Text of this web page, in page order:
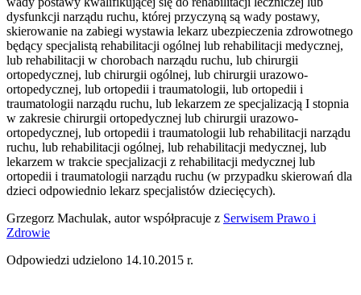
dysfunkcji narządu ruchu, której przyczyną są wady postawy,
skierowanie na zabiegi wystawia lekarz ubezpieczenia zdrowotnego
będący specjalistą rehabilitacji ogólnej lub rehabilitacji medycznej,
lub rehabilitacji w chorobach narządu ruchu, lub chirurgii
ortopedycznej, lub chirurgii ogólnej, lub chirurgii urazowo-
ortopedycznej, lub ortopedii i traumatologii, lub ortopedii i
traumatologii narządu ruchu, lub lekarzem ze specjalizacją I stopnia
w zakresie chirurgii ortopedycznej lub chirurgii urazowo-
ortopedycznej, lub ortopedii i traumatologii lub rehabilitacji narządu
ruchu, lub rehabilitacji ogólnej, lub rehabilitacji medycznej, lub
lekarzem w trakcie specjalizacji z rehabilitacji medycznej lub
ortopedii i traumatologii narządu ruchu (w przypadku skierowań dla
dzieci odpowiednio lekarz specjalistów dziecięcych).
Grzegorz Machulak, autor współpracuje z Serwisem Prawo i
Zdrowie
Odpowiedzi udzielono 14.10.2015 r.